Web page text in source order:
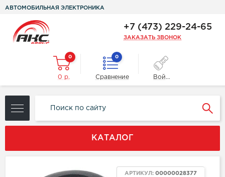
АВТОМОБИЛЬНАЯ ЭЛЕКТРОНИКА
+7 (473) 229-24-65
ЗАКАЗАТЬ ЗВОНОК
0
0 р.
0
Сравнение Войти
КАТАЛОГ
АРТИКУЛ: 00000028377